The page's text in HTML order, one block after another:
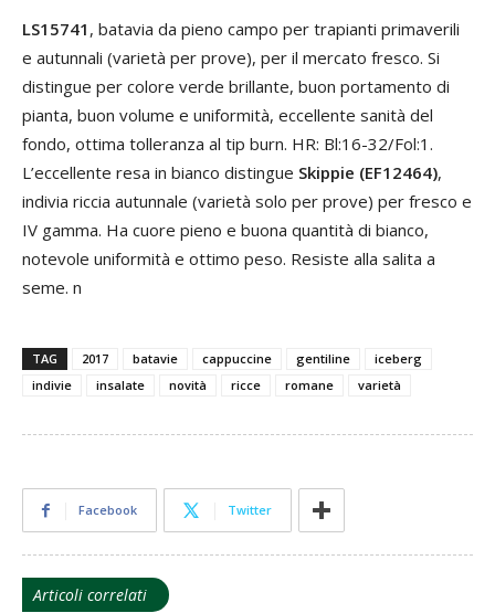
LS15741 , batavia da pieno campo per trapianti primaverili
e autunnali (varietà per prove), per il mercato fresco. Si
distingue per colore verde brillante, buon portamento di
pianta, buon volume e uniformità, eccellente sanità del
fondo, ottima tolleranza al tip burn. HR: Bl:16-32/Fol:1.
L’eccellente resa in bianco distingue Skippie (EF12464),
indivia riccia autunnale (varietà solo per prove) per fresco e
IV gamma. Ha cuore pieno e buona quantità di bianco,
notevole uniformità e ottimo peso. Resiste alla salita a
seme. n
TAG 2017 batavie cappuccine gentiline
iceberg
indivie
insalate novità ricce romane varietà
Facebook Twitter
Articoli correlati